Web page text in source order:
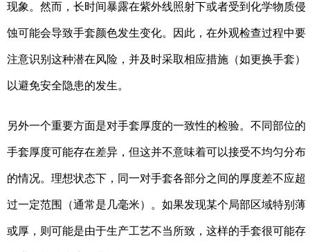
现象。然而，长时间暴露在紫外线照射下或者受到化学物质侵
蚀可能会导致手套颜色发生变化。因此，在外观检查过程中要
注意识别这种潜在风险，并及时采取相应措施（如更换手套）
以避免安全隐患的发生。
另外一个重要方面是对手套厚度的一致性的检验。不同部位的
手套厚度可能存在差异，但这并不意味着可以接受不均匀分布
的情况。理想状态下，同一对手套各部分之间的厚度差不应超
过一定范围（通常是几毫米）。如果发现某个局部区域特别薄
或厚，则可能是由于生产工艺不当所致，这样的手套很可能存